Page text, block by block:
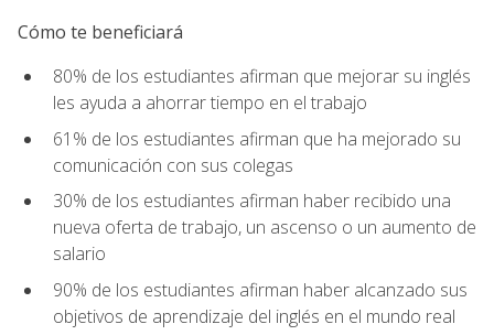
Cómo te beneficiará
80% de los estudiantes afirman que mejorar su inglés
les ayuda a ahorrar tiempo en el trabajo
61% de los estudiantes afirman que ha mejorado su
comunicación con sus colegas
30% de los estudiantes afirman haber recibido una
nueva oferta de trabajo, un ascenso o un aumento de
salario
90% de los estudiantes afirman haber alcanzado sus
objetivos de aprendizaje del inglés en el mundo real